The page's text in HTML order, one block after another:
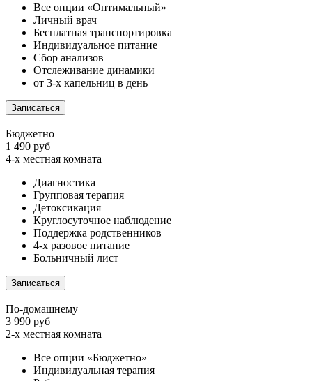
Все опции «Оптимальный»
Личный врач
Бесплатная транспортировка
Индивидуальное питание
Сбор анализов
Отслеживание динамики
от 3-х капельниц в день
Записаться
Бюджетно
1 490 руб
4-х местная комната
Диагностика
Групповая терапия
Детоксикация
Круглосуточное наблюдение
Поддержка родственников
4-х разовое питание
Больничный лист
Записаться
По-домашнему
3 990 руб
2-х местная комната
Все опции «Бюджетно»
Индивидуальная терапия